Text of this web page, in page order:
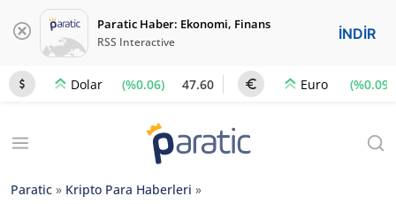
Paratic Haber: Ekonomi, Finans
RSS Interactive İNDİR
Dolar (%0.06) 47.60 Euro (%0.09)
Paratic » Kripto Para Haberleri »